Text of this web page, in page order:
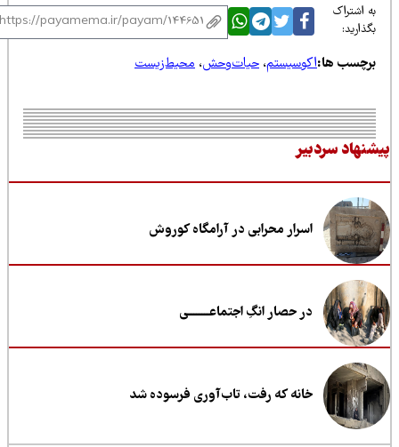
اشتراک
ها:اکوسیستم،حیات‌وحش،محیط‌زیست
سردبیر
اسرار محرابی در آرامگاه کوروش
در حصار انگِ اجتماعــــــــی
خانه که رفت، تاب‌آوری فرسوده شد